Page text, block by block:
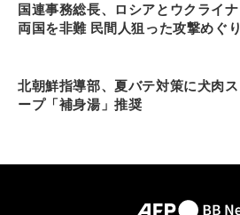
国連事務総長、ロシアとウクライナ
両国を非難 民間人狙った攻撃めぐり
北朝鮮指導部、夏バテ対策に犬肉ス
ープ「補身湯」推奨